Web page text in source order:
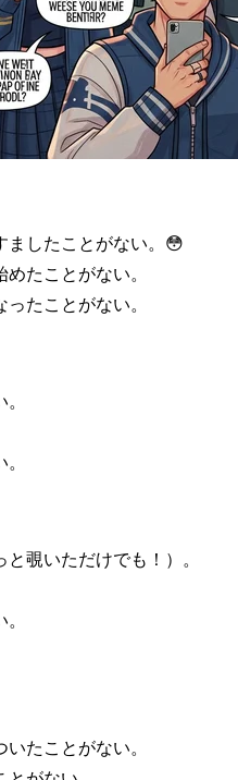
ましたことがない。😳
たことがない。
たことがない。
覗いただけでも！）。
たことがない。